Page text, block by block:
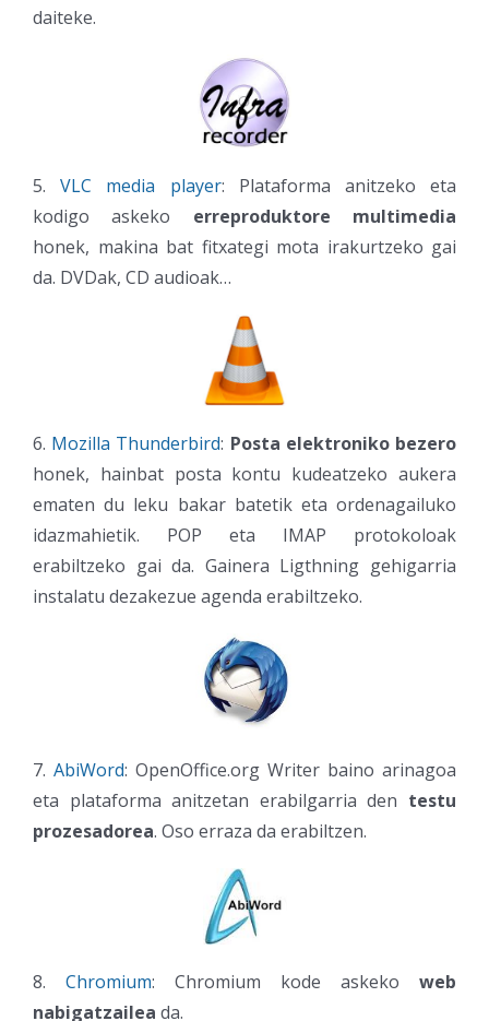
daiteke.
5.VLC media player: Plataforma anitzeko eta
kodigo askeko erreproduktore multimedia
honek, makina bat fitxategi mota irakurtzeko gai
da. DVDak, CD audioak…
6. Mozilla Thunderbird: Posta elektroniko bezero
honek, hainbat posta kontu kudeatzeko aukera
ematen du leku bakar batetik eta ordenagailuko
idazmahietik. POP eta IMAP protokoloak
erabiltzeko gai da. Gainera Ligthning gehigarria
instalatu dezakezue agenda erabiltzeko.
7. AbiWord: OpenOffice.org Writer baino arinagoa
eta plataforma anitzetan erabilgarria den testu
prozesadorea. Oso erraza da erabiltzen.
8. Chromium: Chromium kode askeko web
nabigatzailea da.